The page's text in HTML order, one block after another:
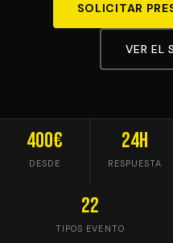
SOLICITAR
VER EL
400€
DESDE
24h
RESPUESTA
22
TIPOS EVENTO